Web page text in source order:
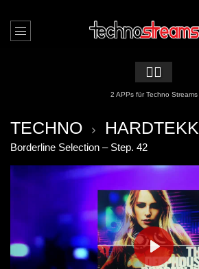
🏳️‍🌈
2 APPs für Techno Streams
TECHNO HARDTEKK
Borderline Selection – Step. 42
PLAY